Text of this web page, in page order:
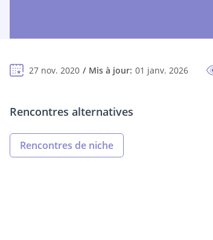
27 nov. 2020 Mis à jour: 01 janv. 2026
Rencontres alternatives
Rencontres de niche